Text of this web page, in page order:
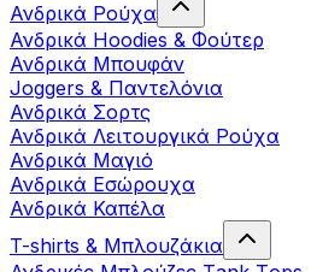
Ανδρικά Ρούχα
Ανδρικά Hoodies & Φούτερ
Ανδρικά Μπουφάν
Joggers & Παντελόνια
Ανδρικά Σορτς
Ανδρικά Λειτουργικά Ρούχα
Ανδρικά Μαγιό
Ανδρικά Εσώρουχα
Ανδρικά Καπέλα
T-shirts & Μπλουζάκια